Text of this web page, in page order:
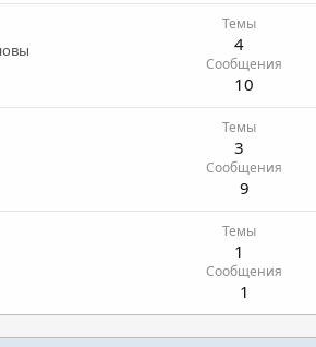
Темы
4
Сообщения
10
Темы
3
Сообщения
9
Темы
1
Сообщения
1